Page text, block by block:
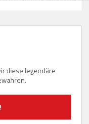
diese legendäre